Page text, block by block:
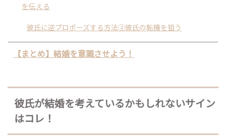
を伝える
彼氏に逆プロポーズする方法②彼氏の転機を狙う
【まとめ】結婚を意識させよう！
彼氏が結婚を考えているかもしれないサイン
はコレ！